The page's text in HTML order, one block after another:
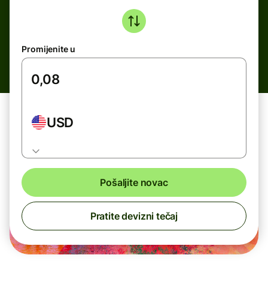
Promijenite u
USD
Pošaljite novac
Pratite devizni tečaj